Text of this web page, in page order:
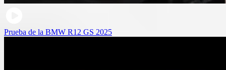
Prueba de la BMW R12 GS 2025